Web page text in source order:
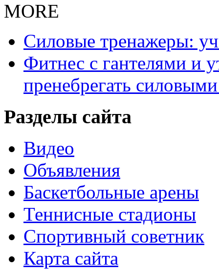
MORE
Силовые тренажеры:
Фитнес с гантелями и
пренебрегать
Разделы сайта
Видео
Объявления
Баскетбольные арены
Теннисные стадионы
Спортивный советник
Карта сайта